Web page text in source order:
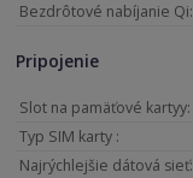
Bezdrôtové nabíjanie Qi:
Pripojenie
Slot na pamäťové kartyy:
Typ SIM karty :
Najrýchlejšie dátová sieť: